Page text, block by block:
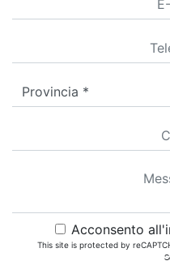
Acconsento
This site is protected by